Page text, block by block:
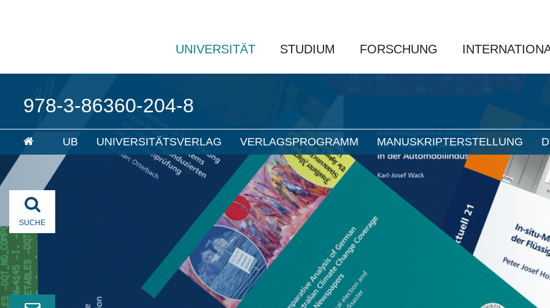
UNIVERSITÄT STUDIUM FORSCHUNG
978-3-86360-204-8
UB UNIVERSITÄTSVERLAG VERLAGSPROGRAMM MANUSKRIPTERSTELLUNG
SUCHE